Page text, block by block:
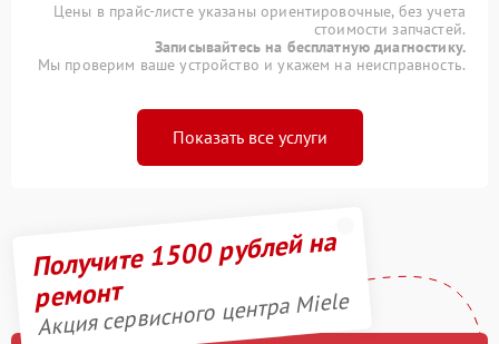
Цены в прайс-листе указаны ориентировочные, без учета
стоимости запчастей.
Записывайтесь на бесплатную диагностику.
Мы проверим ваше устройство и укажем на неисправность.
Показать все услуги
Получите 1500 рублей на
ремонт
Акция сервисного центра Miele